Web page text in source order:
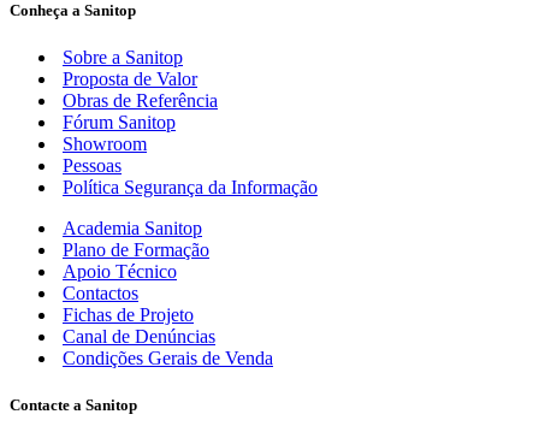
Conheça a Sanitop
Sobre a Sanitop
Proposta de Valor
Obras de Referência
Fórum Sanitop
Showroom
Pessoas
Política Segurança da Informação
Academia Sanitop
Plano de Formação
Apoio Técnico
Contactos
Fichas de Projeto
Canal de Denúncias
Condições Gerais de Venda
Contacte a Sanitop